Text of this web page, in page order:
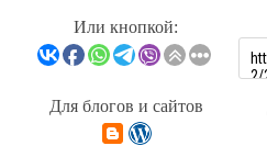
Или кнопкой:
Для блогов и сайтов